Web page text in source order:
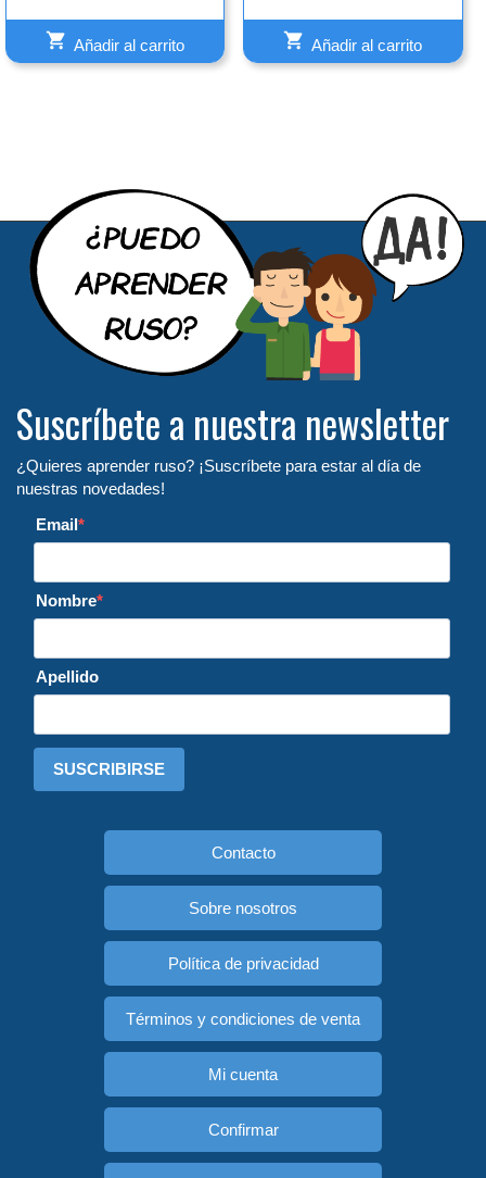
Añadir al carrito Añadir al carrito
Suscríbete a nuestra newsletter
¿Quieres aprender ruso? ¡Suscríbete para estar al día de
nuestras novedades!
Email
Nombre
Apellido
SUSCRIBIRSE
Contacto
Sobre nosotros
Política de privacidad
Términos y condiciones de venta
Mi cuenta
Confirmar